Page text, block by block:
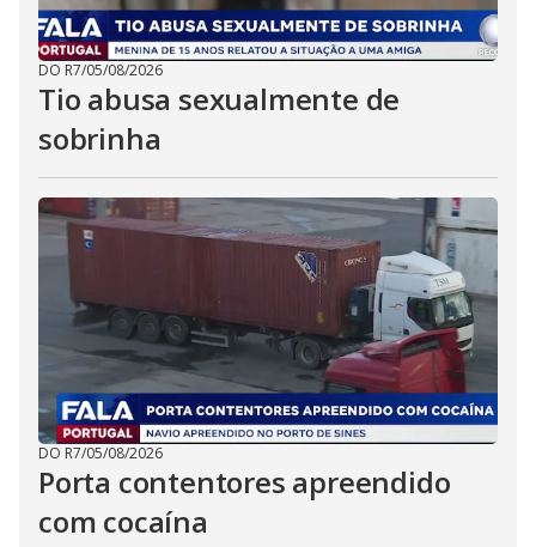
DO R7/05/08/2026
Tio abusa sexualmente de
sobrinha
DO R7/05/08/2026
Porta contentores apreendido
com cocaína